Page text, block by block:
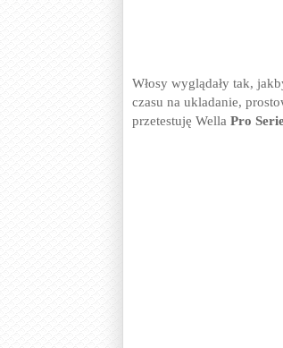
Włosy wyglądały tak,
czasu na ukladanie,
przetestuję Wella Pro